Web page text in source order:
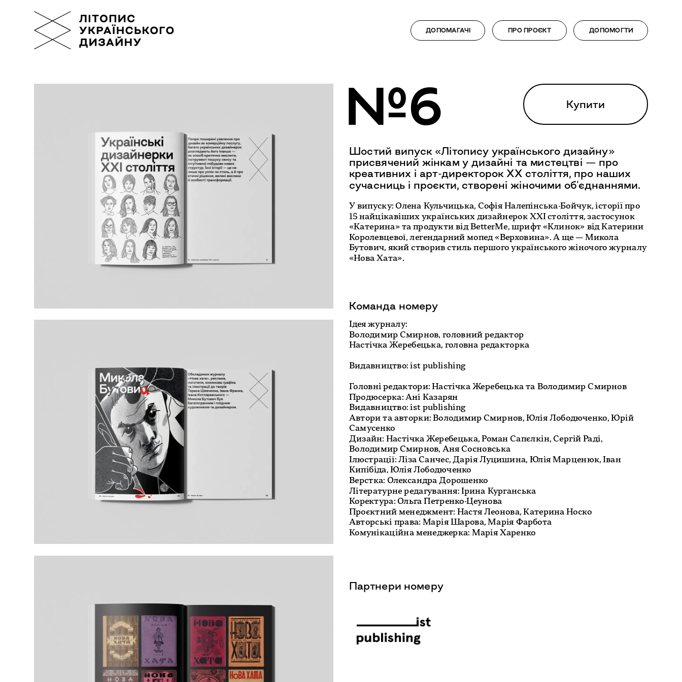
ПРО ПРОЄКТ
У випуску: Олена Кульчицька, Софія Налепінська-Бойчук, історії про
15 найцікавіших українських дизайнерок ХХІ століття, застосунок
«Катерина» та продукти від BetterMe, шрифт «Клинок» від Катерини
Королевцевої, легендарний мопед «Верховина». А ще — Микола
Бутович, який створив стиль першого українського жіночого журналу
«Нова Хата».
Шостий випуск «Літопису українського дизайну»
присвячений жінкам у дизайні та мистецтві — про
креативних і арт-директорок XX століття, про наших
Партнери номеру
Ідея журналу:
Володимир Смирнов, головний редактор
Видавництво: ist publishing
Головні редактори: Настічка Жеребецька та Володимир Смирнов
Продюсерка: Ані Казарян
Видавництво: ist publishing
Автори та авторки: Володимир Смирнов, Юлія Лободюченко, Юрій
Самусенко
Дизайн: Настічка Жеребецька, Роман Сапєлкін, Сергій Раді,
Володимир Смирнов, Аня Сосновська
Ілюстрації: Ліза Санчес, Дарія Луцишина, Юлія Марценюк, Іван
Кипібіда, Юлія Лободюченко
Верстка: Олександра Дорошенко
Літературне редагування: Ірина Курганська
Коректура: Ольга Петренко-Цеунова
Проєктний менеджмент: Настя Леонова, Катерина Носко
Авторські права: Марія Шарова, Марія Фарбота